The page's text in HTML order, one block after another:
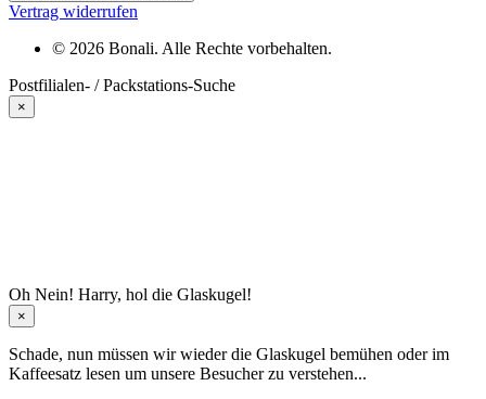
Vertrag widerrufen
© 2026 Bonali. Alle Rechte vorbehalten.
Postfilialen- / Packstations-Suche
×
Oh Nein! Harry, hol die Glaskugel!
×
Schade, nun müssen wir wieder die Glaskugel bemühen oder im
Kaffeesatz lesen um unsere Besucher zu verstehen...